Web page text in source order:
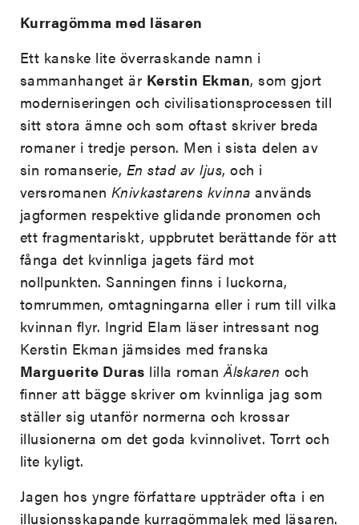
Kurragömma med läsaren
Ett kanske lite överraskande namn i
sammanhanget är Kerstin Ekman, som gjort
moderniseringen och civilisationsprocessen till
sitt stora ämne och som oftast skriver breda
romaner i tredje person. Men i sista delen av
sin romanserie, En stad av ljus, och i
versromanen Knivkastarens kvinna används
jagformen respektive glidande pronomen och
ett fragmentariskt, uppbrutet berättande för att
fånga det kvinnliga jagets färd mot
nollpunkten. Sanningen finns i luckorna,
tomrummen, omtagningarna eller i rum till vilka
kvinnan flyr. Ingrid Elam läser intressant nog
Kerstin Ekman jämsides med franska
Marguerite Duras lilla romanÄlskaren och
finner att bägge skriver om kvinnliga jag som
ställer sig utanför normerna och krossar
illusionerna om det goda kvinnolivet. Torrt och
lite kyligt.
Jagen hos yngre författare uppträder ofta i en
illusionsskapande kurragömmalek med läsaren.